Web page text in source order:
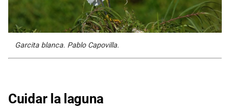
Garcita blanca. Pablo Capovilla.
Cuidar la laguna